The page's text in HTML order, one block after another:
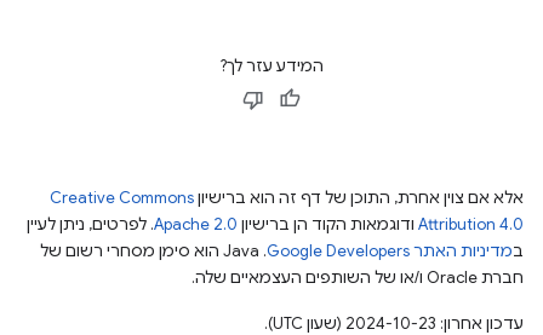
המידע עזר לך?
אלא אם צוין אחרת, התוכן של דף זה הוא ברישיוןCreative Commons
Attribution 4.0 ודוגמאות הקוד הן ברישיון Apache 2.0. לפרטים, ניתן לעיין
במדיניות האתר Google Developers‏
.‏ Java הוא סימן מסחרי רשום של
חברת Oracle ו/או של השותפים העצמאיים שלה.
עדכון אחרון: 2024-10-23 (שעון UTC).